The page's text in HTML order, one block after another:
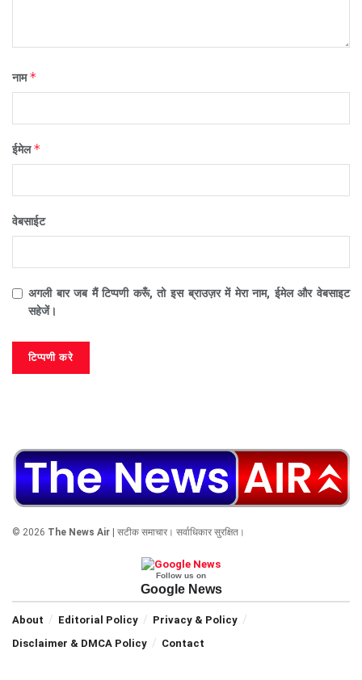
नाम*
ईमेल*
वेबसाईट
अगली बार जब मैं टिप्पणी करूँ, तो इस ब्राउज़र में मेरा नाम, ईमेल और वेबसाइट
सहेजें।
© 2026 The News Air | सटीक समाचार। सर्वाधिकार सुरक्षित।
Follow us on
Google News
About Editorial Policy
Privacy & Policy
Disclaimer & DMCA Policy
Contact